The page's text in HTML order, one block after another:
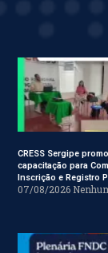
CRESS Sergipe
capacitação para
Inscrição e Registro
07/08/2026